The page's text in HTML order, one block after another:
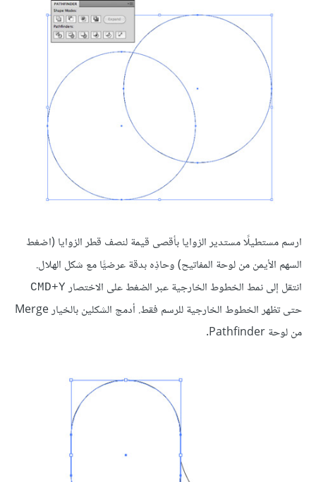
ارسم مستطيلًا مستدير الزوايا بأقصى قيمة لنصف قطر الزوايا (اضغط
السهم الأيمن من لوحة المفاتيح) وحاذِه بدقة عرضيًّا مع شكل الهلال.
انتقل إلى نمط الخطوط الخارجية عبر الضغط على الاختصار CMD+Y
حتى تظهر الخطوط الخارجية للرسم فقط. أدمج الشكلين بالخيار Merge
من لوحة Pathfinder.